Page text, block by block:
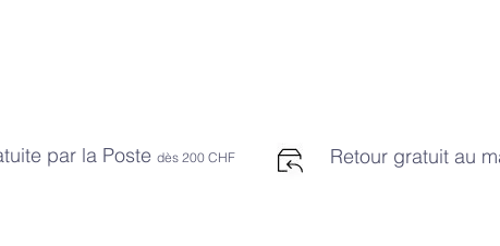
par la Poste dès 200 CHF Retour gratuit au